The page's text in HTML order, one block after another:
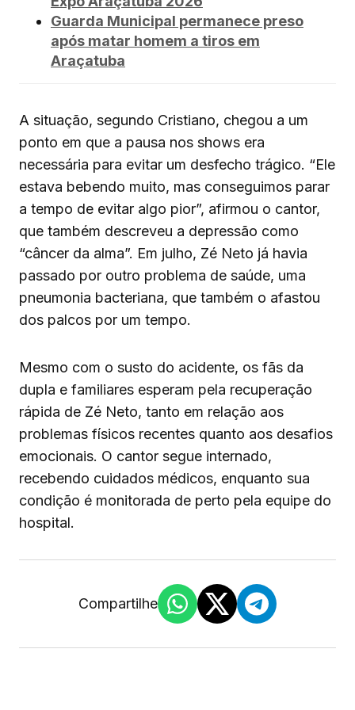
Guarda Municipal permanece preso
após matar homem a tiros em
Araçatuba
A situação, segundo Cristiano, chegou a um
ponto em que a pausa nos shows era
necessária para evitar um desfecho trágico. “Ele
estava bebendo muito, mas conseguimos parar
a tempo de evitar algo pior”, afirmou o cantor,
que também descreveu a depressão como
“câncer da alma”. Em julho, Zé Neto já havia
passado por outro problema de saúde, uma
pneumonia bacteriana, que também o afastou
dos palcos por um tempo.
Mesmo com o susto do acidente, os fãs da
dupla e familiares esperam pela recuperação
rápida de Zé Neto, tanto em relação aos
problemas físicos recentes quanto aos desafios
emocionais. O cantor segue internado,
recebendo cuidados médicos, enquanto sua
condição é monitorada de perto pela equipe do
hospital.
Compartilhe